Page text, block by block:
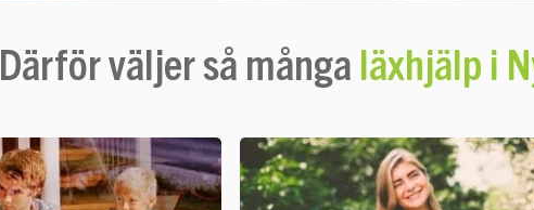
Därför väljer så många läxhjälp i